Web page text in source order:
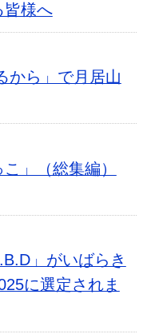
皆様へ
から」で月居山
」（総集編）
」がいばらき
に選定されま